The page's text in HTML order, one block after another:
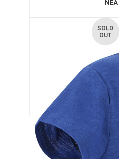
ΝΕΑ
SOLD
OUT